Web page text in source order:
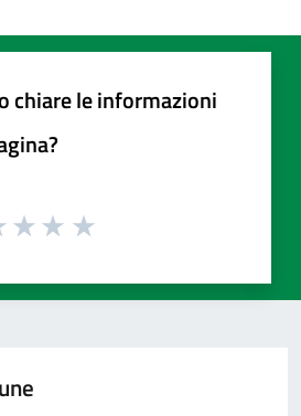
chiare le informazioni